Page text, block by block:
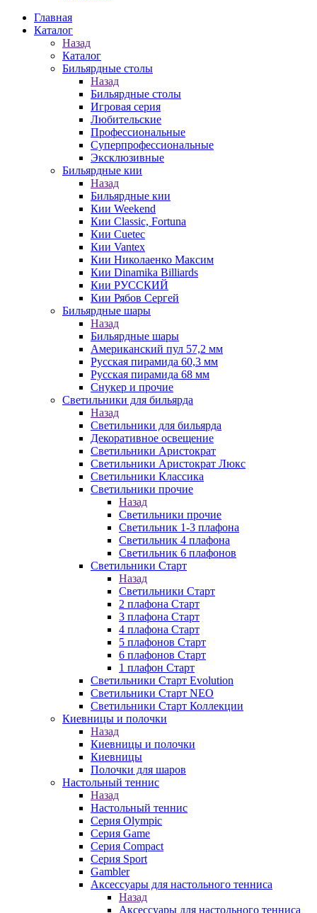
Главная
Каталог
Назад
Каталог
Бильярдные столы
Назад
Бильярдные столы
Игровая серия
Любительские
Профессиональные
Суперпрофессиональные
Эксклюзивные
Бильярдные кии
Назад
Бильярдные кии
Кии Weekend
Кии Classic, Fortuna
Кии Cuetec
Кии Vantex
Кии Николаенко Максим
Кии Dinamika Billiards
Кии РУССКИЙ
Кии Рябов Сергей
Бильярдные шары
Назад
Бильярдные шары
Американский пул 57,2 мм
Русская пирамида 60,3 мм
Русская пирамида 68 мм
Снукер и прочие
Светильники для бильярда
Назад
Светильники для бильярда
Декоративное освещение
Светильники Аристократ
Светильники Аристократ Люкс
Светильники Классика
Светильники прочие
Назад
Светильники прочие
Светильник 1-3 плафона
Светильник 4 плафона
Светильник 6 плафонов
Светильники Старт
Назад
Светильники Старт
2 плафона Старт
3 плафона Старт
4 плафона Старт
5 плафонов Старт
6 плафонов Старт
1 плафон Старт
Светильники Старт Evolution
Светильники Старт NEO
Светильники Старт Коллекции
Киевницы и полочки
Назад
Киевницы и полочки
Киевницы
Полочки для шаров
Настольный теннис
Назад
Настольный теннис
Серия Olympic
Серия Game
Серия Compact
Серия Sport
Gambler
Аксессуары для настольного тенниса
Назад
Аксессуары для настольного тенниса